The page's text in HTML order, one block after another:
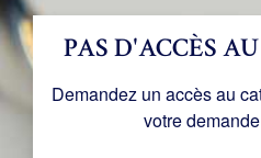
PAS D'ACCÈS
Demandez un accès au
votre